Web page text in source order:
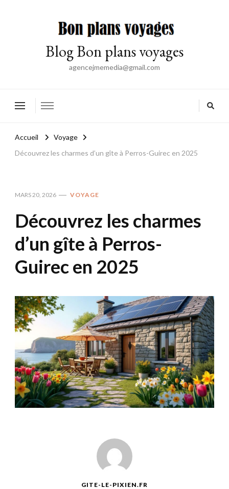
Blog Bon plans voyages
agencejmemedia@gmail.com
Accueil
Voyage
Découvrez les charmes d’un gîte à Perros-Guirec en 2025
MARS 20, 2026 VOYAGE
Découvrez les charmes
d’un gîte à Perros-
Guirec en 2025
GITE-LE-PIXIEN.FR